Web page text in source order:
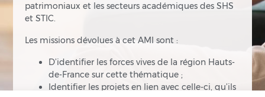
patrimoniaux et les secteurs académiques des SHS
et STIC.
Les missions dévolues à cet AMI sont :
D’identifier les forces vives de la région Hauts-
de-France sur cette thématique ;
Identifier les projets en lien avec celle-ci, qu’ils